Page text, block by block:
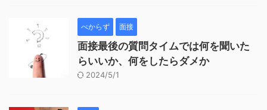
べからず 面接
面接最後の質問タイムでは何を聞いた
らいいか、何をしたらダメか
2024/5/1